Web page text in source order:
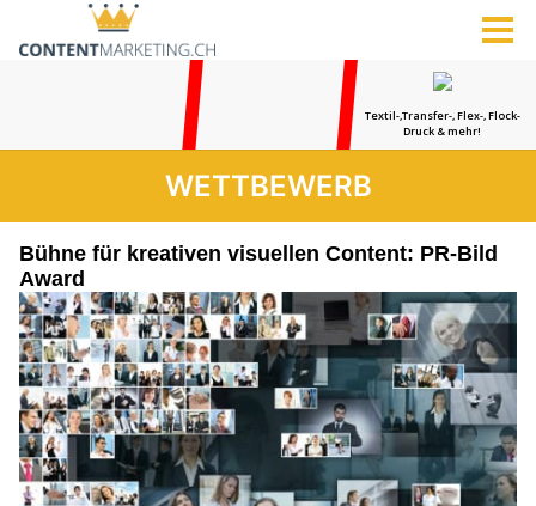
WETTBEWERB
Bühne für kreativen visuellen Content: PR-Bild
Award